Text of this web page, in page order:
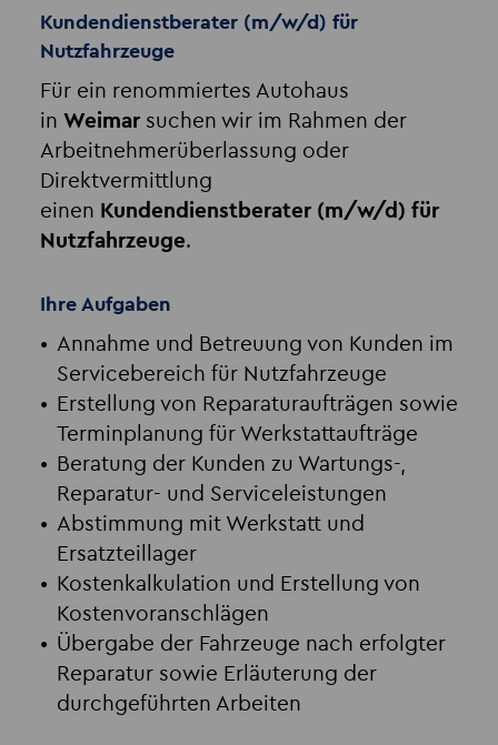
Kundendienstberater (m/w/d) für
Nutzfahrzeuge
Für ein renommiertes Autohaus
in Weimarsuchen wir im Rahmen der
Arbeitnehmerüberlassung oder
Direktvermittlung
einen Kundendienstberater (m/w/d) für
Nutzfahrzeuge.
Ihre Aufgaben
Annahme und Betreuung von Kunden im
Servicebereich für Nutzfahrzeuge
Erstellung von Reparaturaufträgen sowie
Terminplanung für Werkstattaufträge
Beratung der Kunden zu Wartungs-,
Reparatur- und Serviceleistungen
Abstimmung mit Werkstatt und
Ersatzteillager
Kostenkalkulation und Erstellung von
Kostenvoranschlägen
Übergabe der Fahrzeuge nach erfolgter
Reparatur sowie Erläuterung der
durchgeführten Arbeiten